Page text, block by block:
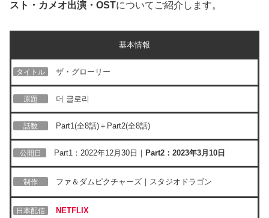
スト・カメオ出演・OSTについてご紹介します。
基本情報
タイトル ザ・グローリー
原題 더 글로리
話数 Part1(全8話)＋Part2(全8話)
公開日 Part1：2022年12月30日｜ Part2：2023年3月10日
制作 ファ＆ダムピクチャーズ｜スタジオドラゴン
日本配信 NETFLIX